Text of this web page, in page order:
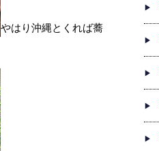
やはり沖縄とくれば蕎